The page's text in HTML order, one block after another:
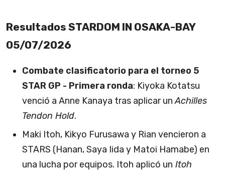
Resultados STARDOM IN OSAKA-BAY
05/07/2026
Combate clasificatorio para el torneo 5
STAR GP - Primera ronda: Kiyoka Kotatsu
venció a Anne Kanaya tras aplicar unAchilles
Tendon Hold.
Maki Itoh, Kikyo Furusawa y Rian vencieron a
STARS (Hanan, Saya Iida y Matoi Hamabe) en
una lucha por equipos. Itoh aplicó un Itoh